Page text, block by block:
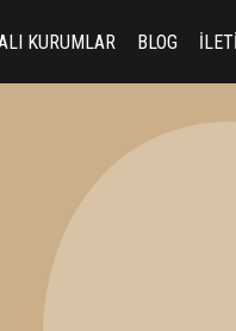
KURUMLAR BLOG